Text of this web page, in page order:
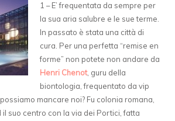
1 – E’ frequentata da sempre per
la sua aria salubre e le sue terme.
In passato è stata una città di
cura. Per una perfetta “remise en
forme” non potete non andare da
Henri Chenot, guru della
biontologia, frequentato da vip
mancare noi? Fu colonia romana,
il suo centro con la via dei Portici, fatta